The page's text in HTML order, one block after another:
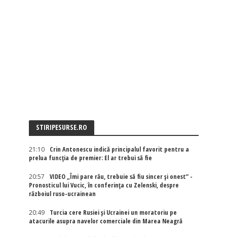
STIRIPESURSE.RO
21:10
Crin Antonescu indică principalul favorit pentru a
prelua funcția de premier: El ar trebui să fie
20:57
VIDEO „Îmi pare rău, trebuie să fiu sincer și onest” -
Pronosticul lui Vucic, în conferința cu Zelenski, despre
războiul ruso-ucrainean
20:49
Turcia cere Rusiei și Ucrainei un moratoriu pe
atacurile asupra navelor comerciale din Marea Neagră